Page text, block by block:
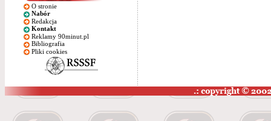
O stronie
Nabór
Redakcja
Kontakt
Reklamy 90minut.pl
Bibliografia
Pliki cookies